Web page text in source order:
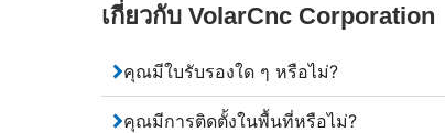
เกี่ยวกับ VolarCnc Corporation
คุณมีใบรับรองใด ๆ หรือไม่?
คุณมีการติดตั้งในพื้นที่หรือไม่?